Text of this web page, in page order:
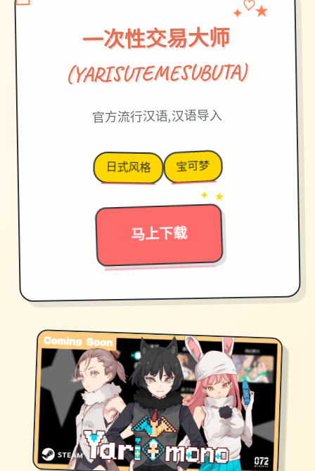
一次性交易大师
(YARISUTEMESUBUTA)
✦ ♡ ★
官方流行汉语,汉语导入
日式风格 宝可梦
马上下载
→
✦ ★